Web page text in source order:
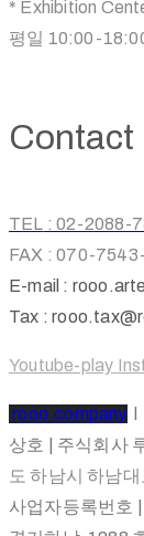
* Exhibition
평일 10:00-
Contact
TEL : 02-2088-
FAX : 070-
E-mail :
Tax :
Youtube-play
rooo.company
상호 | 주식회사
도 하남시 하남
사업자등록번호